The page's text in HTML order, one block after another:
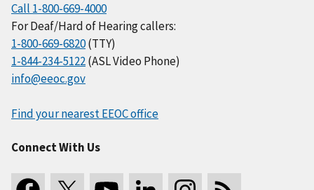
Call 1-800-669-4000
For Deaf/Hard of Hearing callers:
1-800-669-6820(TTY)
1-844-234-5122(ASL Video Phone)
info@eeoc.gov
Find your nearest EEOC office
Connect With Us